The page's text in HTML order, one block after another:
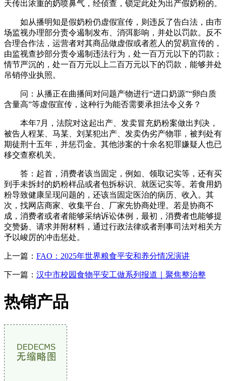
天传出浓重的奶喷鼻气，经侦查，锁定此处为出产假奶粉的。
如从播明知是假奶粉仍虚假宣传，则违反了告白法，由市
场监视办理部分责令遏制发布、消弭影响，并处以罚款。反不
合理合作法，运营者对其商品做虚假或者惹人的贸易宣传的，
由监视查抄部分责令遏制违法行为，处一百万元以下的罚款；
情节严沉的，处一百万元以上二百万元以下的罚款，能够并处
吊销停业执照。
问：从播正在曲播间对问题产物进行“进口奶源”“卵白质
含量高”等虚假宣传，这种行为能否需要承担法令义务？
本年7月，法院对这起出产、发卖冒充奶粉案做出判决，
被告人程某、马某、刘某犯出产、发卖伪劣产物罪，被判处有
期徒刑十五年，并惩罚金。其他涉案的十余名犯罪嫌疑人也已
移交查察机关。
答：起首，消费者该当固定，例如、领取记实等，还有买
到手未拆封的奶粉样品或者包拆标识、就医记实等。若食用奶
粉导致健康呈现问题的，还该当固定医治的病历、收入。其
次，找网店商家、收集平台、厂家先协商处理。若是协商不
成，消费者或者者能够采纳诉讼体例，最初，消费者也能够提
交赞扬、请求并附材料，通过行政法律或者刑事司法对相关方
予以峻厉的冲击惩处。
上一篇： FAO：2025年世界粮食平安和养分情况演讲
下一篇： 汉中市校园食物平安工做系列报道｜聚焦整治整
热销产品